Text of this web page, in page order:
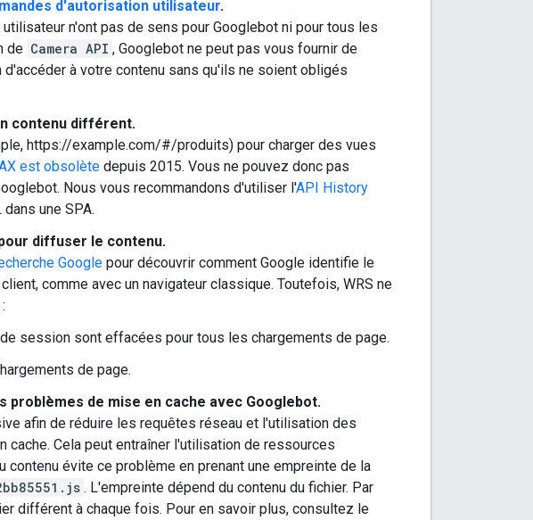
d'autorisation utilisateur.
n'ont pas de sens pour Googlebot ni pour tous les
de Camera API , Googlebot ne peut pas vous fournir de
à votre contenu sans qu'ils ne soient obligés
contenu différent.
https://example.com/#/produits) pour charger des vues
est obsolète depuis 2015. Vous ne pouvez donc pas
Nous vous recommandons d'utiliser l'API History
une SPA.
diffuser le contenu.
Google pour découvrir comment Google identifie le
comme avec un navigateur classique. Toutefois, WRS ne
session sont effacées pour tous les chargements de page.
de page.
de mise en cache avec Googlebot.
afin de réduire les requêtes réseau et l'utilisation des
Cela peut entraîner l'utilisation de ressources
évite ce problème en prenant une empreinte de la
. L'empreinte dépend du contenu du fichier. Par
différent à chaque fois. Pour en savoir plus, consultez le